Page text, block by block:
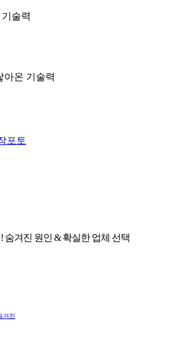
술력
아온 기술력
포토
겨진 원인 & 확실한 업체 선택
겨진